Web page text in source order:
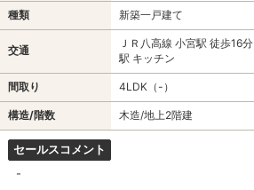
種類 新築一戸建て
交通
ＪＲ八高線 小宮駅 徒歩16分
駅 キッチン
間取り 4LDK（-）
構造/階数 木造/地上2階建
セールスコメント
-